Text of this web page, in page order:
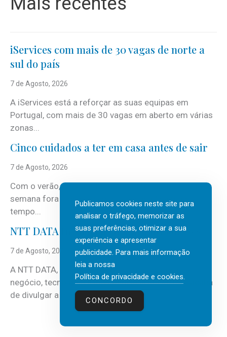
iServices com mais de 30 vagas de norte a
sul do país
7 de Agosto, 2026
A iServices está a reforçar as suas equipas em
Portugal, com mais de 30 vagas em aberto em várias
zonas...
Cinco cuidados a ter em casa antes de sair
7 de Agosto, 2026
Com o verão, chegam também as férias, os fins-de-
semana fora e os dias em que a casa fica mais
tempo...
NTT DATA Insurtech Global Outlook 2026
7 de Agosto, 2026
A NTT DATA, consultora global em serviços de
negócio, tecnologia e inteligência artificial (IA), acaba
de divulgar a mais recente...
Publicamos cookies neste site para
analisar o tráfego, memorizar as
suas preferências, otimizar a sua
experiência e apresentar
publicidade. Para mais informação
leia a nossa
Política de privacidade e cookies.
CONCORDO